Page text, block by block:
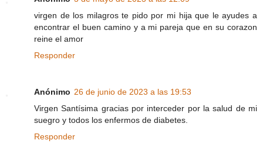
virgen de los milagros te pido por mi hija que le ayudes a
encontrar el buen camino y a mi pareja que en su corazon
reine el amor
Responder
Anónimo 26 de junio de 2023 a las 19:53
Virgen Santísima gracias por interceder por la salud de mi
suegro y todos los enfermos de diabetes.
Responder